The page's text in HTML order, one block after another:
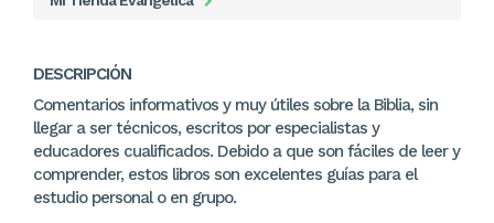
DESCRIPCIÓN
Comentarios informativos y muy útiles sobre la Biblia, sin
llegar a ser técnicos, escritos por especialistas y
educadores cualificados. Debido a que son fáciles de leer y
comprender, estos libros son excelentes guías para el
estudio personal o en grupo.